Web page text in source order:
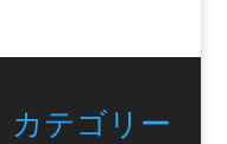
カテゴリー